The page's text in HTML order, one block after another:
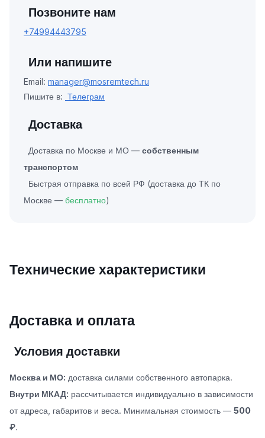
Позвоните нам
+74994443795
Или напишите
Email: manager@mosremtech.ru
Пишите в: Телеграм
Доставка
Доставка по Москве и МО — собственным
транспортом
Быстрая отправка по всей РФ (доставка до ТК по
Москве — бесплатно)
Технические характеристики
Доставка и оплата
Условия доставки
Москва и МО: доставка силами собственного автопарка.
Внутри МКАД: рассчитывается индивидуально в зависимости
от адреса, габаритов и веса. Минимальная стоимость — 500
₽.